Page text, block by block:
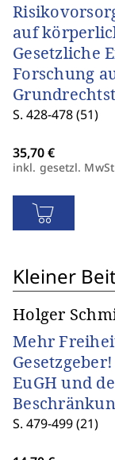
auf
Gesetzliche
Forschung
S. 428-478 (51)
inkl. gesetzl.
Kleiner
Holger
Mehr
EuGH und
S. 479-499 (21)